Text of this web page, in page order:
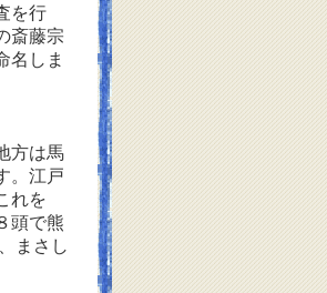
を行
斎藤宗
名しま
方は馬
。江戸
れを
頭で熊
まさし